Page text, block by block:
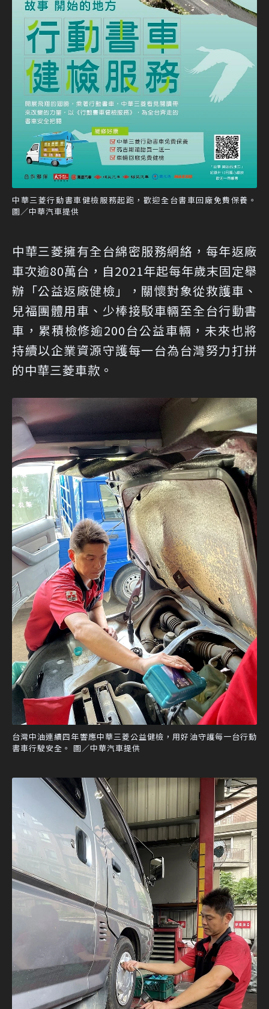
中華三菱行動書車健檢服務起跑，歡迎全台書車回廠免費保養。
圖／中華汽車提供
中華三菱擁有全台綿密服務網絡，每年返廠
車次逾80萬台，自2021年起每年歲末固定舉
辦「公益返廠健檢」，關懷對象從救護車、
兒福團體用車、少棒接駁車輛至全台行動書
車，累積檢修逾200台公益車輛，未來也將
持續以企業資源守護每一台為台灣努力打拼
的中華三菱車款。
台灣中油連續四年響應中華三菱公益健檢，用好油守護每一台行動
書車行駛安全。 圖／中華汽車提供